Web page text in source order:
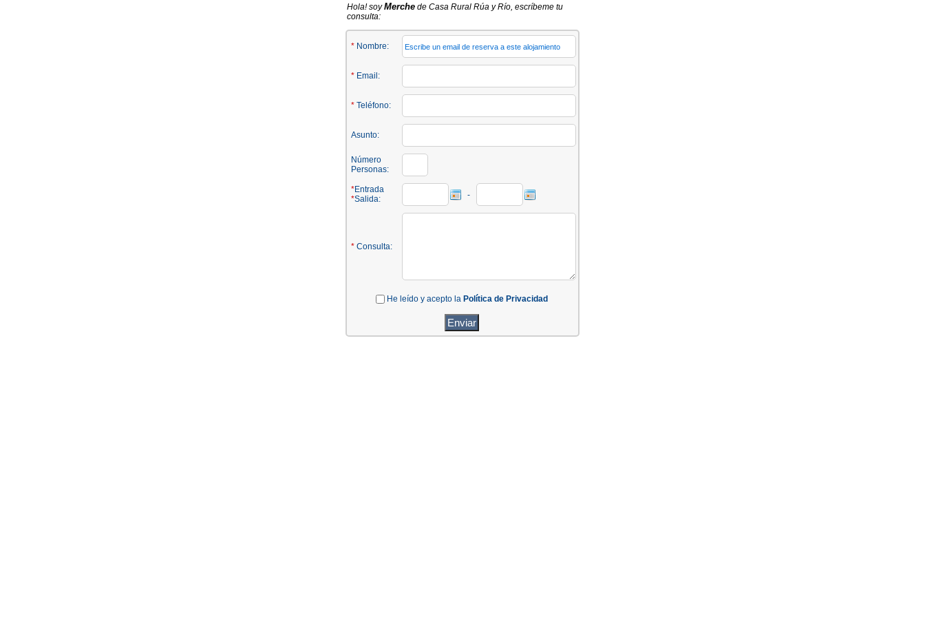
Hola! soyMerche de Casa Rural Rúa y Río, escríbeme tu
consulta:
* Nombre:
* Email:
* Teléfono:
Asunto:
Número
Personas:
*Entrada
*Salida: -
* Consulta:
He leído y acepto la Política de Privacidad